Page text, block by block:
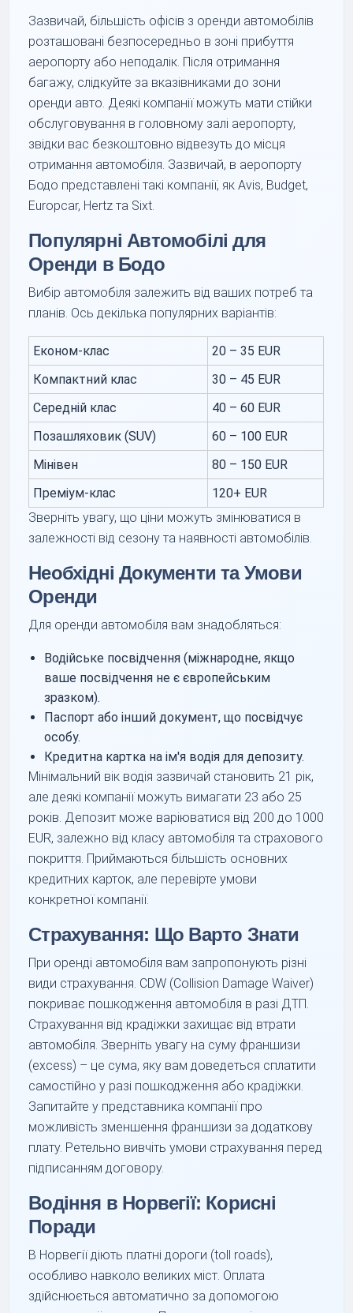
Зазвичай, більшість офісів з оренди автомобілів
розташовані безпосередньо в зоні прибуття
аеропорту або неподалік. Після отримання
багажу, слідкуйте за вказівниками до зони
оренди авто. Деякі компанії можуть мати стійки
обслуговування в головному залі аеропорту,
звідки вас безкоштовно відвезуть до місця
отримання автомобіля. Зазвичай, в аеропорту
Бодо представлені такі компанії, як Avis, Budget,
Europcar, Hertz та Sixt.
Популярні Автомобілі для
Оренди в Бодо
Вибір автомобіля залежить від ваших потреб та
планів. Ось декілька популярних варіантів:
Економ-клас
20 – 35 EUR
Компактний клас
30 – 45 EUR
Середній клас
40 – 60 EUR
Позашляховик (SUV)
60 – 100 EUR
Мінівен
80 – 150 EUR
Преміум-клас
120+ EUR
Зверніть увагу, що ціни можуть змінюватися в
залежності від сезону та наявності автомобілів.
Необхідні Документи та Умови
Оренди
Для оренди автомобіля вам знадобляться:
Водійське посвідчення (міжнародне, якщо
ваше посвідчення не є європейським
зразком).
Паспорт або інший документ, що посвідчує
особу.
Кредитна картка на ім'я водія для депозиту.
Мінімальний вік водія зазвичай становить 21 рік,
але деякі компанії можуть вимагати 23 або 25
років. Депозит може варіюватися від 200 до 1000
EUR, залежно від класу автомобіля та страхового
покриття. Приймаються більшість основних
кредитних карток, але перевірте умови
конкретної компанії.
Страхування: Що Варто Знати
При оренді автомобіля вам запропонують різні
види страхування. CDW (Collision Damage Waiver)
покриває пошкодження автомобіля в разі ДТП.
Страхування від крадіжки захищає від втрати
автомобіля. Зверніть увагу на суму франшизи
(excess) – це сума, яку вам доведеться сплатити
самостійно у разі пошкодження або крадіжки.
Запитайте у представника компанії про
можливість зменшення франшизи за додаткову
плату. Ретельно вивчіть умови страхування перед
підписанням договору.
Водіння в Норвегії: Корисні
Поради
В Норвегії діють платні дороги (toll roads),
особливо навколо великих міст. Оплата
здійснюється автоматично за допомогою